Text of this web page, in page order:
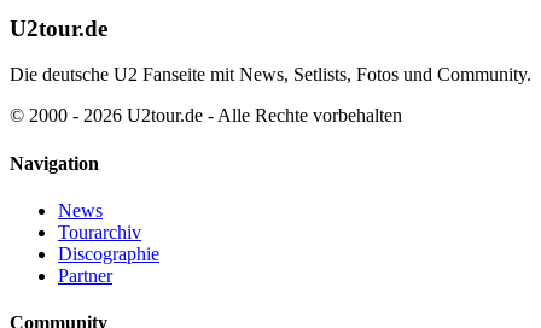
U2tour.de
Die deutsche U2 Fanseite mit News, Setlists, Fotos und Community.
© 2000 - 2026 U2tour.de - Alle Rechte vorbehalten
Navigation
News
Tourarchiv
Discographie
Partner
Community